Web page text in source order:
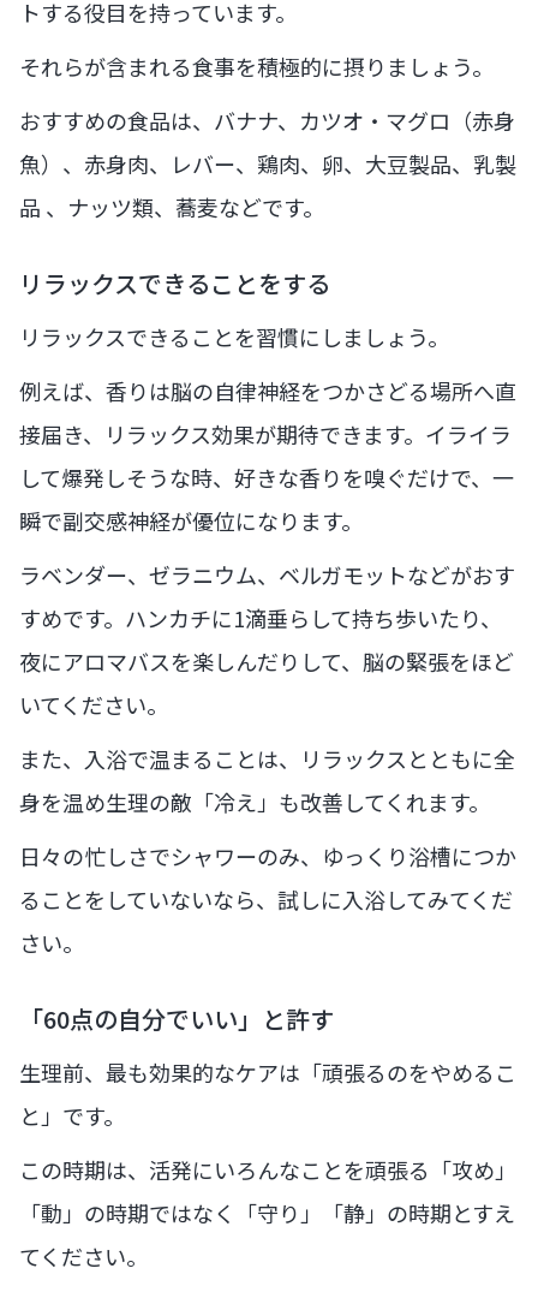
トする役目を持っています。
それらが含まれる食事を積極的に摂りましょう。
おすすめの食品は、バナナ、カツオ・マグロ（赤身
魚）、赤身肉、レバー、鶏肉、卵、大豆製品、乳製
品 、ナッツ類、蕎麦などです。
リラックスできることをする
リラックスできることを習慣にしましょう。
例えば、香りは脳の自律神経をつかさどる場所へ直
接届き、リラックス効果が期待できます。イライラ
して爆発しそうな時、好きな香りを嗅ぐだけで、一
瞬で副交感神経が優位になります。
ラベンダー、ゼラニウム、ベルガモットなどがおす
すめです。ハンカチに1滴垂らして持ち歩いたり、
夜にアロマバスを楽しんだりして、脳の緊張をほど
いてください。
また、入浴で温まることは、リラックスとともに全
身を温め生理の敵「冷え」も改善してくれます。
日々の忙しさでシャワーのみ、ゆっくり浴槽につか
ることをしていないなら、試しに入浴してみてくだ
さい。
「60点の自分でいい」と許す
生理前、最も効果的なケアは「頑張るのをやめるこ
と」です。
この時期は、活発にいろんなことを頑張る「攻め」
「動」の時期ではなく「守り」「静」の時期とすえ
てください。